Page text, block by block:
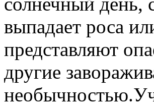
выпадает роса
представляют
другие